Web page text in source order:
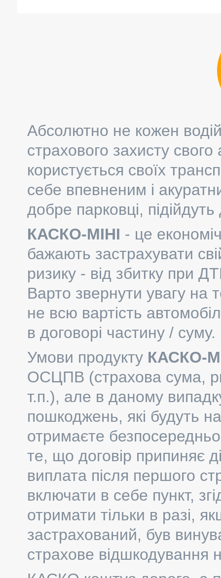
Абсолютно не кожен
страхового захисту
користується своїх
себе впевненим і
добре парковці,
КАСКО-МІНІ - це
бажають застрахувати
ризику - від збитку при
Варто звернути увагу на
не всю вартість
в договорі частину / суму.
Умови продукту КАСКО-
ОСЦПВ (страхова сума,
т.п.), але в даному
пошкоджень, які будуть
отримаєте
те, що договір припиняє
виплата після першого
включати в себе пункт,
отримати тільки в разі,
застрахований, був
страхове відшкодування